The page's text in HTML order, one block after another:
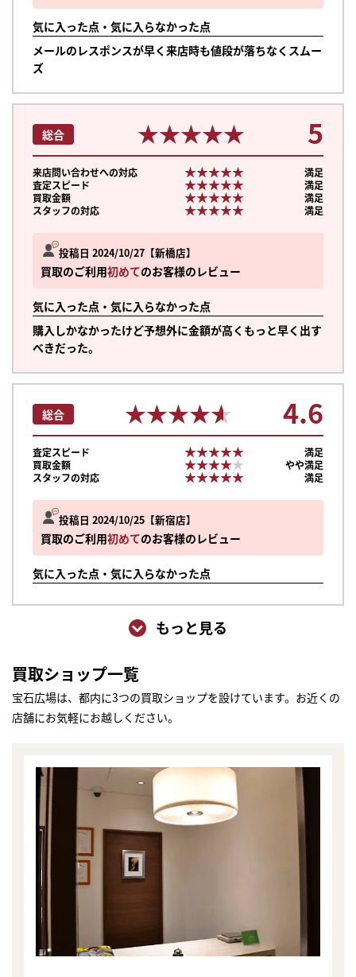
気に入った点・気に入らなかった点
メールのレスポンスが早く来店時も値段が落ちなくスムー
ズ
投稿日 2024/10/27 新橋店
買取のご利用初めてのお客様のレビュー
気に入った点・気に入らなかった点
購入しかなかったけど予想外に金額が高くもっと早く出す
べきだった。
総合 ★★★★★
★★★★★ 5
来店問い合わせへの対応 ★★★★★
★★★★★
満足
査定スピード
★★★★★
★★★★★
満足
買取金額
★★★★★
★★★★★
満足
スタッフの対応
★★★★★
★★★★★ 満足
投稿日 2024/10/25 新宿店
買取のご利用初めてのお客様のレビュー
気に入った点・気に入らなかった点
総合 ★★★★★
★★★★★ 4.6
査定スピード ★★★★★
★★★★★
満足
買取金額
★★★★★
★★★★★
やや満足
スタッフの対応
★★★★★
★★★★★ 満足
もっと見る
買取ショップ一覧
宝石広場は、都内に3つの買取ショップを設けています。お近くの
店舗にお気軽にお越しください。
まずは
かんたん30秒でお試し査定